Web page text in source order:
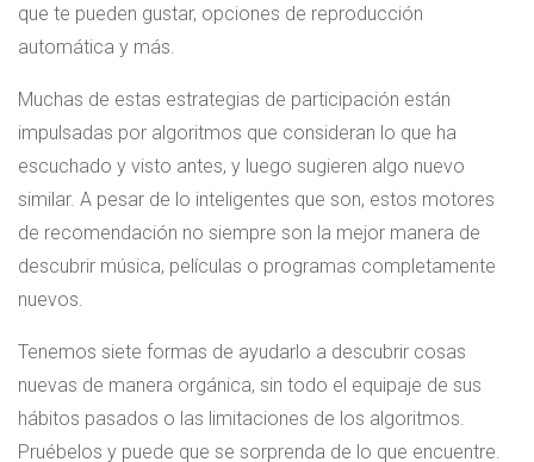
que te pueden gustar, opciones de reproducción
automática y más.
Muchas de estas estrategias de participación están
impulsadas por algoritmos que consideran lo que ha
escuchado y visto antes, y luego sugieren algo nuevo
similar. A pesar de lo inteligentes que son, estos motores
de recomendación no siempre son la mejor manera de
descubrir música, películas o programas completamente
nuevos.
Tenemos siete formas de ayudarlo a descubrir cosas
nuevas de manera orgánica, sin todo el equipaje de sus
hábitos pasados ​​o las limitaciones de los algoritmos.
Pruébelos y puede que se sorprenda de lo que encuentre.